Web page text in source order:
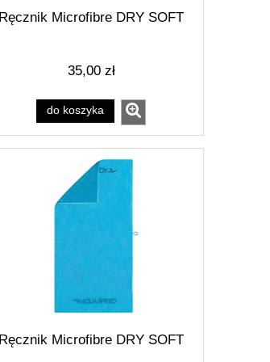
Ręcznik Microfibre DRY SOFT
35,00 zł
do koszyka
Ręcznik Microfibre DRY SOFT